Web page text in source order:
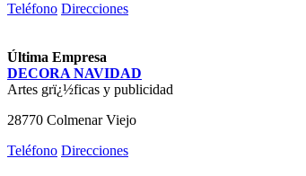
Teléfono Direcciones
Última Empresa
DECORA NAVIDAD
Artes grï¿½ficas y publicidad
28770 Colmenar Viejo
Teléfono Direcciones